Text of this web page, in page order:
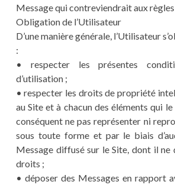
Message qui contreviendrait aux
Obligation de l’Utilisateur
D’une manière générale, l’Utilisateur
:
• respecter les présentes
d’utilisation ;
• respecter les droits de propriété
au Site et à chacun des éléments qui
conséquent ne pas représenter ni
sous toute forme et par le biais
Message diffusé sur le Site, dont il ne
droits ;
• déposer des Messages en rapport